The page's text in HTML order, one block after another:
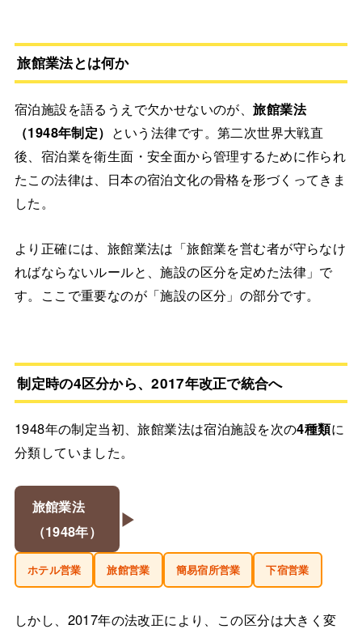
旅館業法とは何か
宿泊施設を語るうえで欠かせないのが、旅館業法
（1948年制定） という法律です。第二次世界大戦直
後、宿泊業を衛生面・安全面から管理するために作られ
たこの法律は、日本の宿泊文化の骨格を形づくってきま
した。
より正確には、旅館業法は「旅館業を営む者が守らなけ
ればならないルールと、施設の区分を定めた法律」で
す。ここで重要なのが「施設の区分」の部分です。
制定時の4区分から、2017年改正で統合へ
1948年の制定当初、旅館業法は宿泊施設を次の4種類に
分類していました。
旅館業法
（1948年）
▶
ホテル営業 旅館営業 簡易宿所営業 下宿営業
しかし、2017年の法改正により、この区分は大きく変